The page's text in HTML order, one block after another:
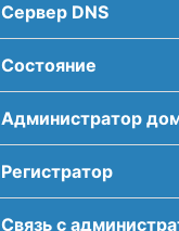
Сервер DNS
Соcтояние
Администратор
Регистратор
Связь с